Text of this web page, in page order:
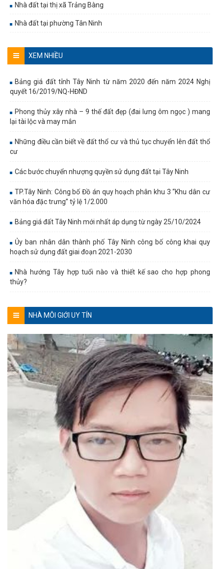
Nhà đất tại thị xã Trảng Bàng
Nhà đất tại phường Tân Ninh
XEM NHIỀU
Bảng giá đất tỉnh Tây Ninh từ năm 2020 đến năm 2024 Nghị
quyết 16/2019/NQ-HĐND
Phong thủy xây nhà – 9 thế đất đẹp (đai lưng ôm ngọc ) mang
lại tài lộc và may mắn
Những điều cần biết về đất thổ cư và thủ tục chuyển lên đất thổ
cư
Các bước chuyển nhượng quyền sử dụng đất tại Tây Ninh
TP.Tây Ninh: Công bố Đồ án quy hoạch phân khu 3 “Khu dân cư
văn hóa đặc trưng” tỷ lệ 1/2.000
Bảng giá đất Tây Ninh mới nhất áp dụng từ ngày 25/10/2024
Ủy ban nhân dân thành phố Tây Ninh công bố công khai quy
hoạch sử dụng đất giai đoạn 2021-2030
Nhà hướng Tây hợp tuổi nào và thiết kế sao cho hợp phong
thủy?
NHÀ MÔI GIỚI UY TÍN